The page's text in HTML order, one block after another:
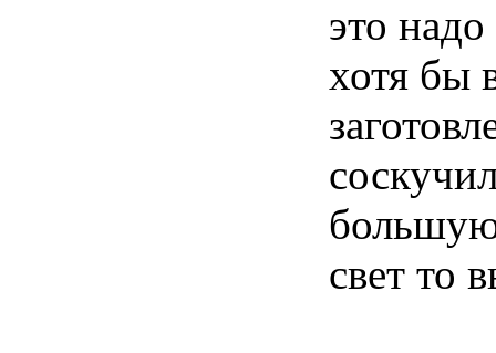
это
хотя бы
большую
свет то